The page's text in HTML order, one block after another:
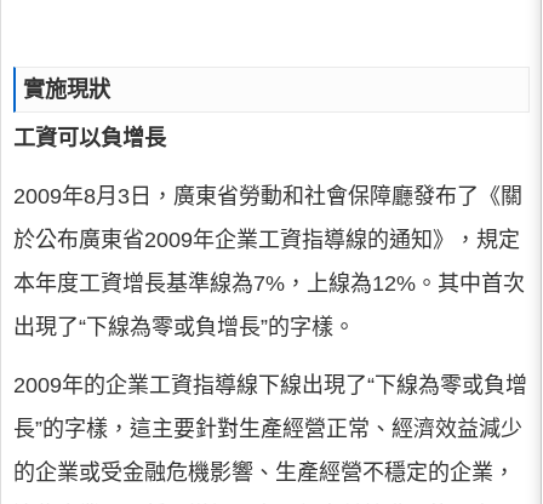
實施現狀
工資可以負增長
2009年8月3日，廣東省勞動和社會保障廳發布了《關
於公布廣東省2009年企業工資指導線的通知》，規定
本年度工資增長基準線為7%，上線為12%。其中首次
出現了“下線為零或負增長”的字樣。
2009年的企業工資指導線下線出現了“下線為零或負增
長”的字樣，這主要針對生產經營正常、經濟效益減少
的企業或受金融危機影響、生產經營不穩定的企業，